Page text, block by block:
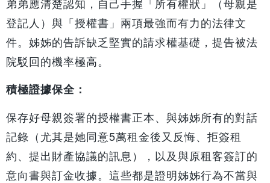
登記人）與「授權書」兩項最強而有力的法律文
件。姊姊的告訴缺乏堅實的請求權基礎，提告被法
院駁回的機率極高。
積極證據保全：
保存好母親簽署的授權書正本、與姊姊所有的對話
記錄（尤其是她同意5萬租金後又反悔、拒簽租
約、提出財產協議的訊息），以及與原租客簽訂的
意向書與訂金收據。這些都是證明姊姊行為不當與